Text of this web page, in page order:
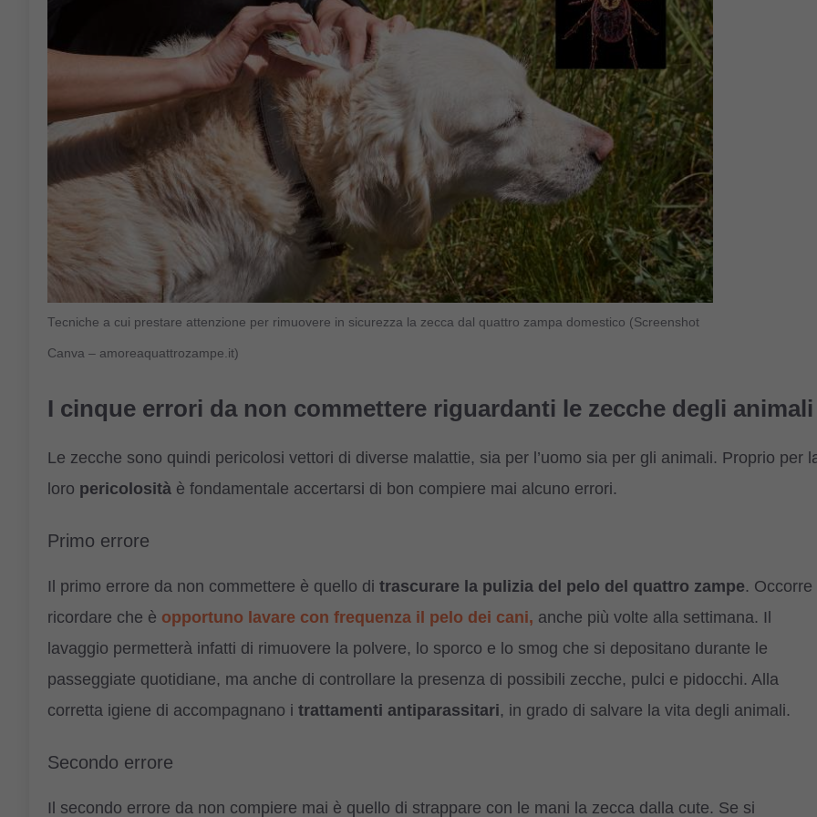
Tecniche a cui prestare attenzione per rimuovere in sicurezza la zecca dal quattro zampa domestico (Screenshot
Canva – amoreaquattrozampe.it)
I cinque errori da non commettere riguardanti le zecche degli animali
Le zecche sono quindi pericolosi vettori di diverse malattie, sia per l’uomo sia per gli animali. Proprio per
loro pericolosità è fondamentale accertarsi di bon compiere mai alcuno errori.
Primo errore
Il primo errore da non commettere è quello di trascurare la pulizia del pelo del quattro zampe. Occorre
ricordare che è opportuno lavare con frequenza il pelo dei cani, anche più volte alla settimana. Il
lavaggio permetterà infatti di rimuovere la polvere, lo sporco e lo smog che si depositano durante le
passeggiate quotidiane, ma anche di controllare la presenza di possibili zecche, pulci e pidocchi. Alla
corretta igiene di accompagnano i trattamenti antiparassitari, in grado di salvare la vita degli animali.
Secondo errore
Il secondo errore da non compiere mai è quello di strappare con le mani la zecca dalla cute. Se si